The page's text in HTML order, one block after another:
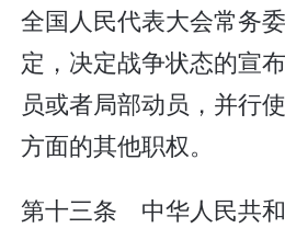
全国人民代表大会常务
定，决定战争状态的宣
员或者局部动员，并行
方面的其他职权。
第十三条 中华人民共